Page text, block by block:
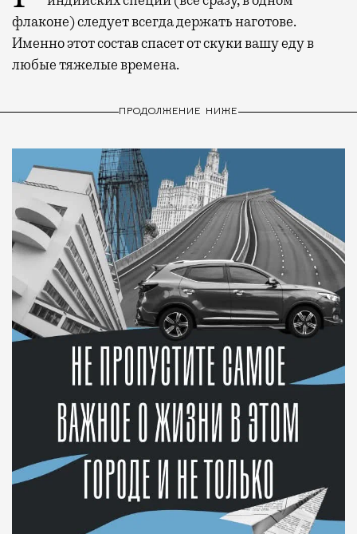
флаконе) следует всегда держать наготове.
Именно этот состав спасет от скуки вашу еду в
любые тяжелые времена.
ПРОДОЛЖЕНИЕ НИЖЕ